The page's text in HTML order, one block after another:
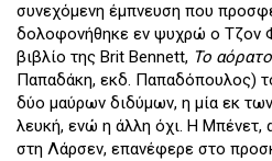
συνεχόμενη έμπνευση που
δολοφονήθηκε εν ψυχρώ ο Τζον
βιβλίο της Brit Bennett, Το
Παπαδάκη, εκδ. Παπαδόπουλος)
δύο μαύρων διδύμων, η μία εκ
λευκή, ενώ η άλλη όχι. Η Μπένετ,
στη Λάρσεν, επανέφερε στο